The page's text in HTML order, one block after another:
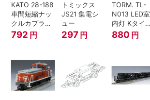
KATO 28-188
車間短縮ナッ
クルカプラー
灰 (ボギー貨
792 円
トミックス
JS21 集電シ
ュー
297 円
TORM. TL-
N013 LED室
内灯 Kタイ
プ・白色 1本
鉄道模型
880 円